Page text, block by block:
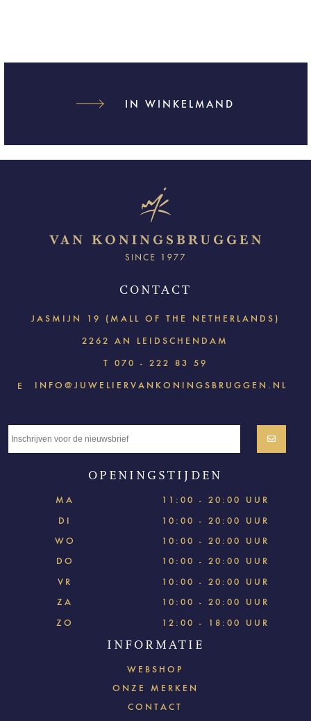
IN WINKELMAND
CONTACT
JASMIJN 19 (MALL OF THE NETHERLANDS)
2262 AN LEIDSCHENDAM
T 070 - 222 83 59
E INFO@JUWELIERVANKONINGSBRUGGEN.NL
OPENINGSTIJDEN
MA
11:00 - 20:00 UUR
DI
10:00 - 20:00 UUR
WO
10:00 - 20:00 UUR
DO
10:00 - 20:00 UUR
VR
10:00 - 20:00 UUR
ZA
10:00 - 20:00 UUR
ZO
12:00 - 18:00 UUR
INFORMATIE
WEBSHOP
ONZE MERKEN
CONTACT